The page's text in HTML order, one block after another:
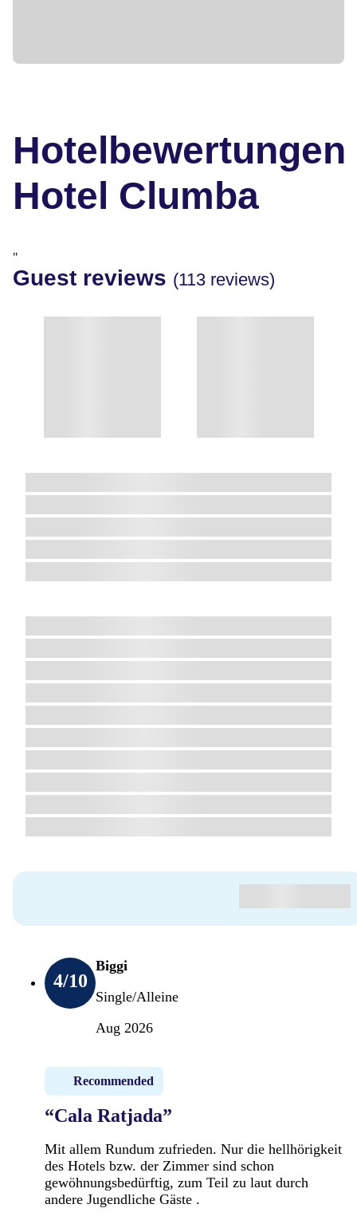
Hotelbewertungen
Hotel Clumba
"
Guest reviews (113 reviews)
4/10
Biggi
Single/Alleine
Aug 2026
Recommended
“Cala Ratjada”
Mit allem Rundum zufrieden. Nur die hellhörigkeit
des Hotels bzw. der Zimmer sind schon
gewöhnungsbedürftig, zum Teil zu laut durch
andere Jugendliche Gäste .